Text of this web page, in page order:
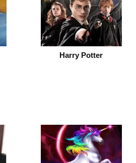
Harry Potter